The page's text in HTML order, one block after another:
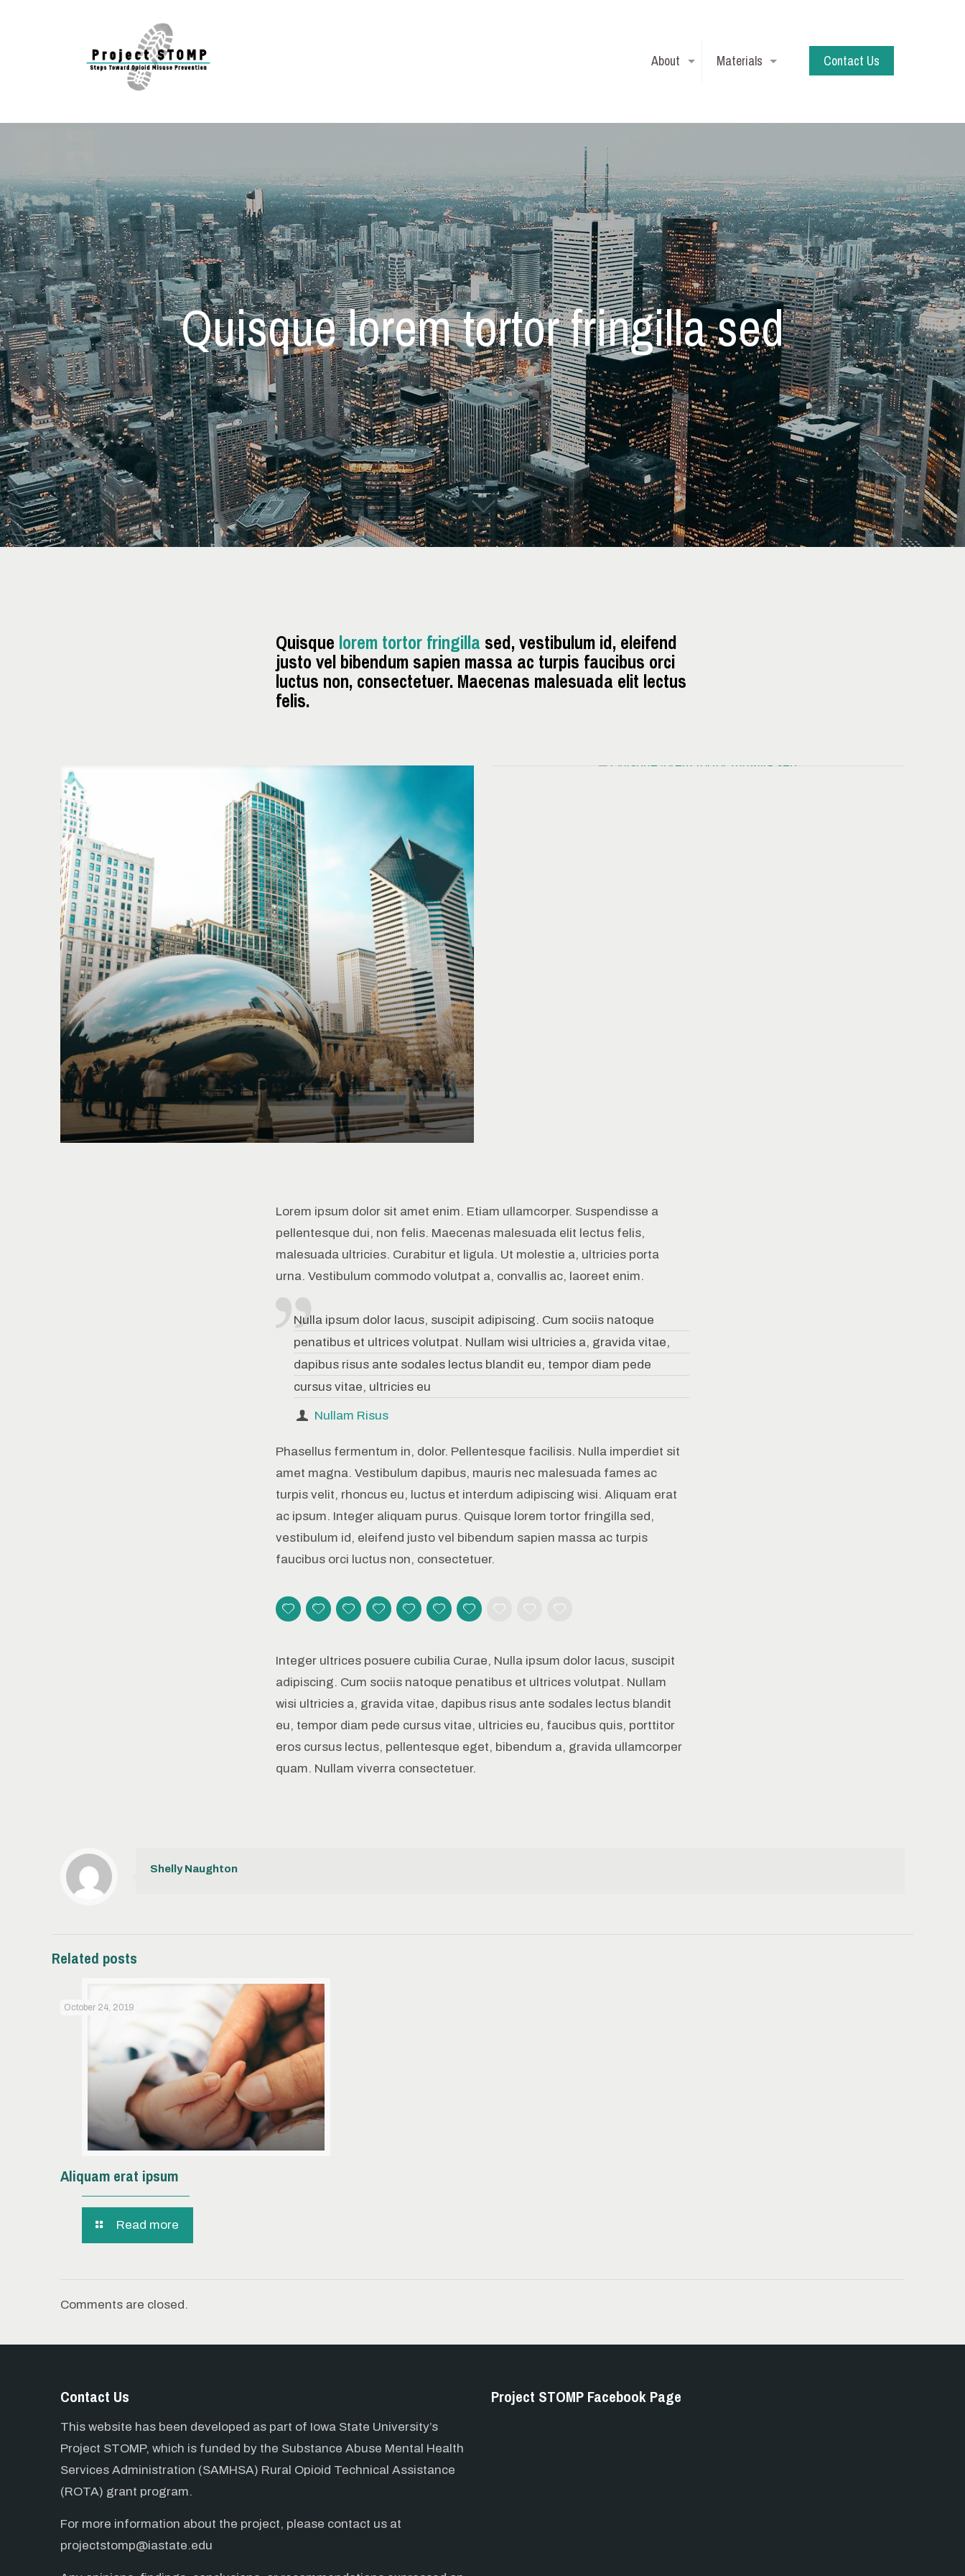
About Materials Contact Us
Quisque lorem tortor fringilla sed
Quisque lorem tortor fringilla sed, vestibulum id, eleifend
justo vel bibendum sapien massa ac turpis faucibus orci
luctus non, consectetuer. Maecenas malesuada elit lectus
felis.
Lorem ipsum dolor sit amet enim. Etiam ullamcorper. Suspendisse a
pellentesque dui, non felis. Maecenas malesuada elit lectus felis,
malesuada ultricies. Curabitur et ligula. Ut molestie a, ultricies porta
urna. Vestibulum commodo volutpat a, convallis ac, laoreet enim.
Nulla ipsum dolor lacus, suscipit adipiscing. Cum sociis natoque
penatibus et ultrices volutpat. Nullam wisi ultricies a, gravida vitae,
dapibus risus ante sodales lectus blandit eu, tempor diam pede
cursus vitae, ultricies eu
Nullam Risus
Phasellus fermentum in, dolor. Pellentesque facilisis. Nulla imperdiet sit
amet magna. Vestibulum dapibus, mauris nec malesuada fames ac
turpis velit, rhoncus eu, luctus et interdum adipiscing wisi. Aliquam erat
ac ipsum. Integer aliquam purus. Quisque lorem tortor fringilla sed,
vestibulum id, eleifend justo vel bibendum sapien massa ac turpis
faucibus orci luctus non, consectetuer.
Integer ultrices posuere cubilia Curae, Nulla ipsum dolor lacus, suscipit
adipiscing. Cum sociis natoque penatibus et ultrices volutpat. Nullam
wisi ultricies a, gravida vitae, dapibus risus ante sodales lectus blandit
eu, tempor diam pede cursus vitae, ultricies eu, faucibus quis, porttitor
eros cursus lectus, pellentesque eget, bibendum a, gravida ullamcorper
quam. Nullam viverra consectetuer.
Shelly Naughton
Related posts
October 24, 2019
Aliquam erat ipsum
Read more
Comments are closed.
Contact Us
This website has been developed as part of Iowa State University’s
Project STOMP, which is funded by the Substance Abuse Mental Health
Services Administration (SAMHSA) Rural Opioid Technical Assistance
(ROTA) grant program.
For more information about the project, please contact us at
projectstomp@iastate.edu
Project STOMP Facebook Page